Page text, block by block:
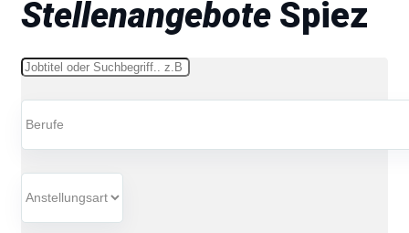
Stellenangebote Spiez
Schlüsselwörter